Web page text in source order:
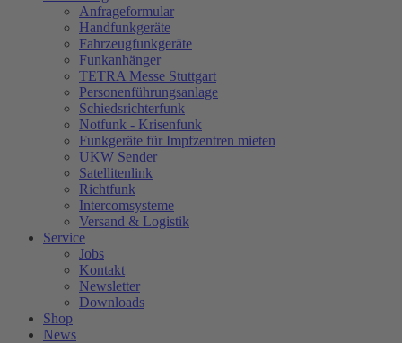
Anfrageformular
Handfunkgeräte
Fahrzeugfunkgeräte
Funkanhänger
TETRA Messe Stuttgart
Personenführungsanlage
Schiedsrichterfunk
Notfunk - Krisenfunk
Funkgeräte für Impfzentren mieten
UKW Sender
Satellitenlink
Richtfunk
Intercomsysteme
Versand & Logistik
Service
Jobs
Kontakt
Newsletter
Downloads
Shop
News